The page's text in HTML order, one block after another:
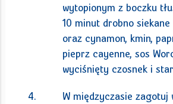
wytopionym z boczku
10 minut drobno
oraz cynamon, kmin,
pieprz cayenne, sos
wyciśnięty czosnek i
W międzyczasie zagotuj